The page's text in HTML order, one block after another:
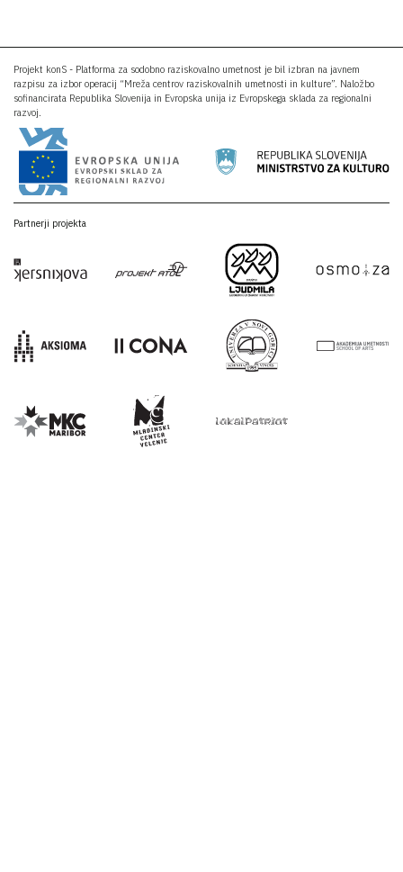
Projekt konS - Platforma za sodobno raziskovalno umetnost je bil izbran na javnem
razpisu za izbor operacij “Mreža centrov raziskovalnih umetnosti in kulture”. Naložbo
sofinancirata Republika Slovenija in Evropska unija iz Evropskega sklada za regionalni
razvoj.
Partnerji projekta